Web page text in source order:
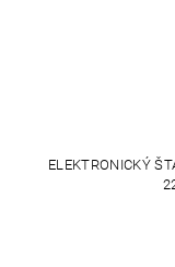
ELEKTRONICKÝ